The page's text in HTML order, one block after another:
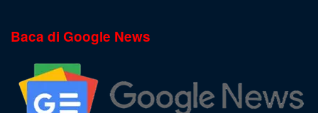
Baca di Google News